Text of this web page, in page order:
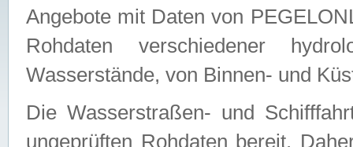
Angebote mit Daten von
Rohdaten verschiedener
Wasserstände, von Binnen- und
Die Wasserstraßen- und
ungeprüften Rohdaten bereit.